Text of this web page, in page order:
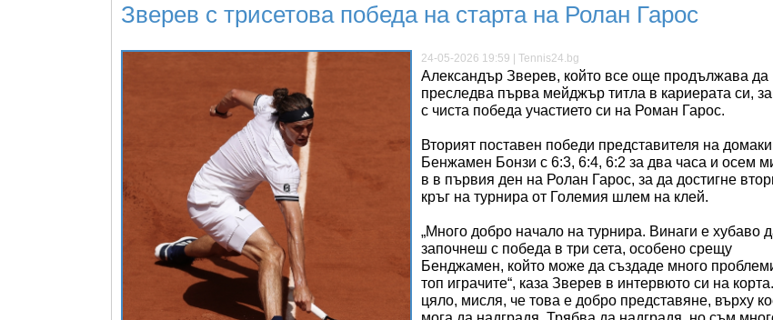
Зверев с трисетова победа на старта на Ролан Гарос
24-05-2026 19:59 | Tennis24.bg
Александър Зверев, който все още продължава да
преследва първа мейджър титла в кариерата си,
с чиста победа участието си на Роман Гарос.
Вторият поставен победи представителя на
Бенжамен Бонзи с 6:3, 6:4, 6:2 за два часа и осем
в в първия ден на Ролан Гарос, за да достигне
кръг на турнира от Големия шлем на клей.
„Много добро начало на турнира. Винаги е хубаво
започнеш с победа в три сета, особено срещу
Бенджамен, който може да създаде много
топ играчите“, каза Зверев в интервюто си на
цяло, мисля, че това е добро представяне, върху